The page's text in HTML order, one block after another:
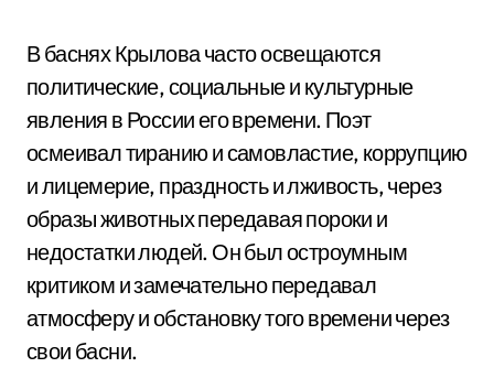
В баснях Крылова часто освещаются
политические, социальные и культурные
явления в России его времени. Поэт
осмеивал тиранию и самовластие, коррупцию
и лицемерие, праздность и лживость, через
образы животных передавая пороки и
недостатки людей. Он был остроумным
критиком и замечательно передавал
атмосферу и обстановку того времени через
свои басни.